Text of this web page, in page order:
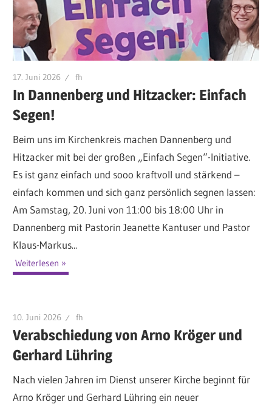
17. Juni 2026 fh
In Dannenberg und Hitzacker: Einfach
Segen!
Beim uns im Kirchenkreis machen Dannenberg und
Hitzacker mit bei der großen „Einfach Segen“-Initiative.
Es ist ganz einfach und sooo kraftvoll und stärkend –
einfach kommen und sich ganz persönlich segnen lassen:
Am Samstag, 20. Juni von 11:00 bis 18:00 Uhr in
Dannenberg mit Pastorin Jeanette Kantuser und Pastor
Klaus-Markus...
Weiterlesen
10. Juni 2026 fh
Verabschiedung von Arno Kröger und
Gerhard Lühring
Nach vielen Jahren im Dienst unserer Kirche beginnt für
Arno Kröger und Gerhard Lühring ein neuer